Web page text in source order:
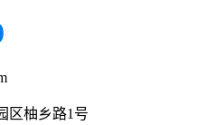
区柚乡路1号